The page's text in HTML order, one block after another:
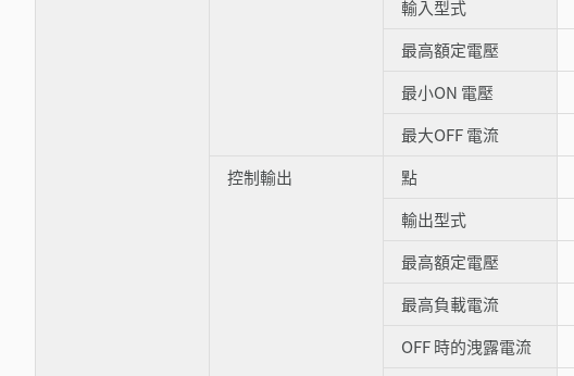
輸入型式
最高額定電壓
最小ON 電壓
最大OFF 電流
控制輸出
點
輸出型式
最高額定電壓
最高負載電流
OFF 時的洩露電流